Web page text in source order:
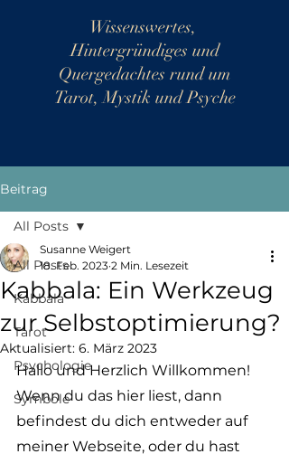
Wissenswertes,
Hintergründiges und
Quergedachtes rund um
Tarot, Mystik und Psyche
Beitrag
All Posts
Kabbala
Tarot
Psychologie
Symbole
All Posts
Kabbala: Ein Werkzeug
zur Selbstoptimierung?
Susanne Weigert
18. Feb. 2023 2 Min. Lesezeit
Aktualisiert: 6. März 2023
Hallo und Herzlich Willkommen!
Wenn du das hier liest, dann
befindest du dich entweder auf
meiner Webseite, oder du hast